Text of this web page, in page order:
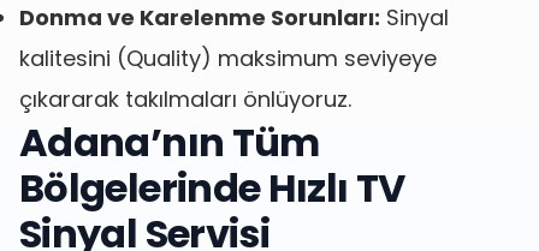
Donma ve Karelenme Sorunları: Sinyal
kalitesini (Quality) maksimum seviyeye
çıkararak takılmaları önlüyoruz.
Adana’nın Tüm
Bölgelerinde Hızlı TV
Sinyal Servisi